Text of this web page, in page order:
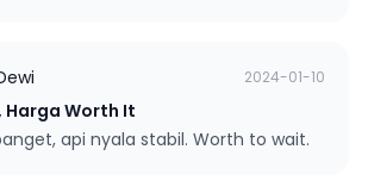
2024-01-10
Harga Worth It
api nyala stabil. Worth to wait.